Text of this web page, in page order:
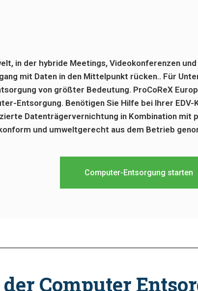
in der hybride Meetings, Videokonferenzen
mit Daten in den Mittelpunkt rücken.. Für
von größter Bedeutung. ProCoReX
Entsorgung. Benötigen Sie Hilfe bei Ihrer EDV-
Datenträgervernichtung in Kombination
und umweltgerecht aus dem Betrieb
Computer-Entsorgung starten
Computer